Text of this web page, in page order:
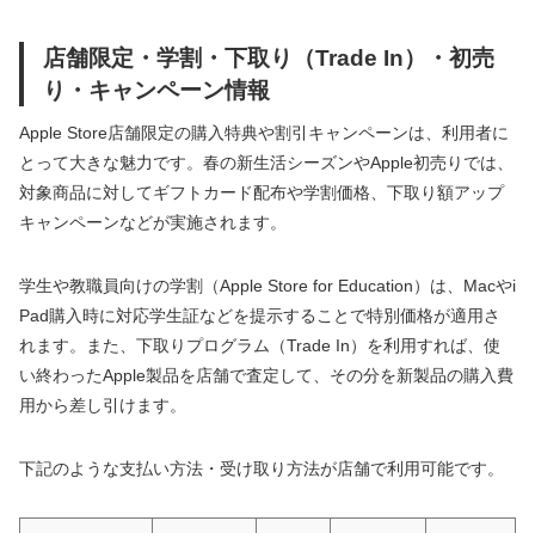
店舗限定・学割・下取り（Trade In）・初売
り・キャンペーン情報
Apple Store店舗限定の購入特典や割引キャンペーンは、利用者に
とって大きな魅力です。春の新生活シーズンやApple初売りでは、
対象商品に対してギフトカード配布や学割価格、下取り額アップ
キャンペーンなどが実施されます。
学生や教職員向けの学割（Apple Store for Education）は、Macやi
Pad購入時に対応学生証などを提示することで特別価格が適用さ
れます。また、下取りプログラム（Trade In）を利用すれば、使
い終わったApple製品を店舗で査定して、その分を新製品の購入費
用から差し引けます。
下記のような支払い方法・受け取り方法が店舗で利用可能です。